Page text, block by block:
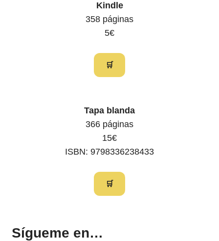
Kindle
358 páginas
5€
🛒
Tapa blanda
366 páginas
15€
ISBN: 9798336238433
🛒
Sígueme en…